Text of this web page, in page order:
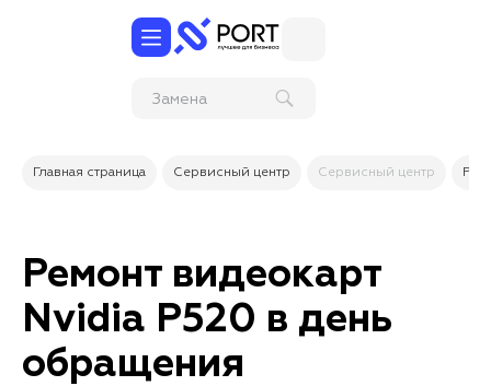
Замена
Главная страница Сервисный центр Сервисный центр
Ремонт видеокарт
Nvidia P520 в день
обращения